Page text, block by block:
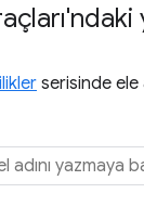
serisinde ele